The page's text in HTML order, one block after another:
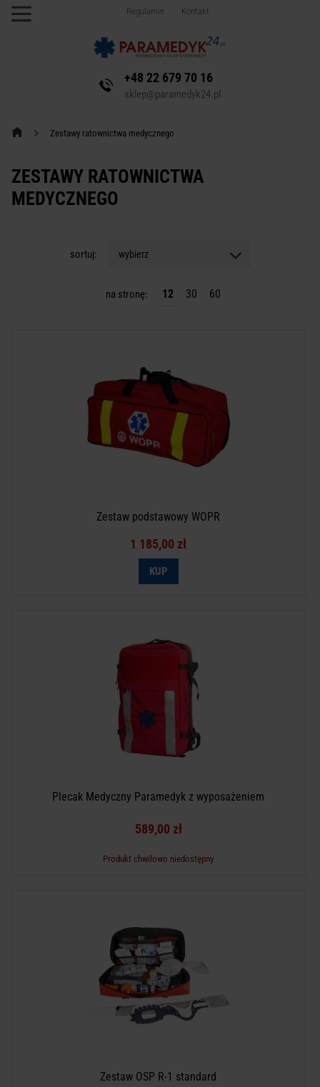
Regulamin Kontakt
+48 22 679 70 16
sklep@paramedyk24.pl
Zestawy ratownictwa medycznego
ZESTAWY RATOWNICTWA
MEDYCZNEGO
sortuj: wybierz
na stronę: 12 30 60
Zestaw podstawowy WOPR
1 185,00 zł
Plecak Medyczny Paramedyk z wyposażeniem
589,00 zł
Produkt chwilowo niedostępny
Zestaw OSP R-1 standard